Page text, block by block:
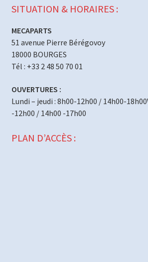
SITUATION & HORAIRES :
MECAPARTS
51 avenue Pierre Bérégovoy
18000 BOURGES
Tél : +33 2 48 50 70 01
OUVERTURES :
Lundi – jeudi : 8h00-12h00 / 14h00-
-12h00 / 14h00 -17h00
PLAN D’ACCÈS :